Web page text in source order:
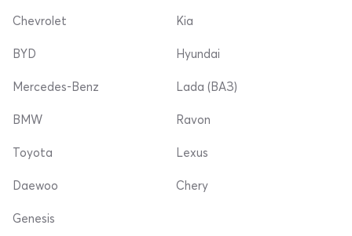
Chevrolet
BYD
Mercedes-Benz
Kia
Hyundai
Lada (ВАЗ)
BMW
Toyota
Daewoo
Ravon
Lexus
Chery
Genesis